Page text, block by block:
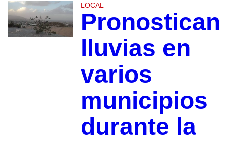
LOCAL
Pronostican
lluvias en
varios
municipios
durante la